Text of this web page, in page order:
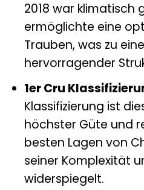
2018 war klimatisch
ermöglichte eine
Trauben, was zu
hervorragender
1er Cru
Klassifizierung ist
höchster Güte und
besten Lagen von
seiner Komplexität
widerspiegelt.